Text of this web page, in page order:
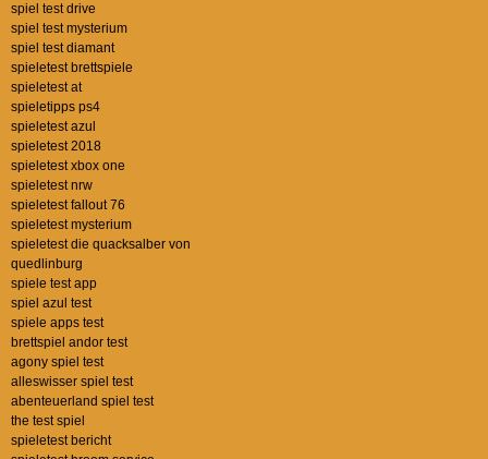
spiel test drive
spiel test mysterium
spiel test diamant
spieletest brettspiele
spieletest at
spieletipps ps4
spieletest azul
spieletest 2018
spieletest xbox one
spieletest nrw
spieletest fallout 76
spieletest mysterium
spieletest die quacksalber von
quedlinburg
spiele test app
spiel azul test
spiele apps test
brettspiel andor test
agony spiel test
alleswisser spiel test
abenteuerland spiel test
the test spiel
spieletest bericht